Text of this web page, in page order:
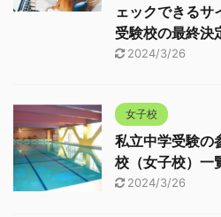
ェックできるサ
受験校の最終決
2024/3/26
女子校
私立中学受験の
校（女子校）一
2024/3/26